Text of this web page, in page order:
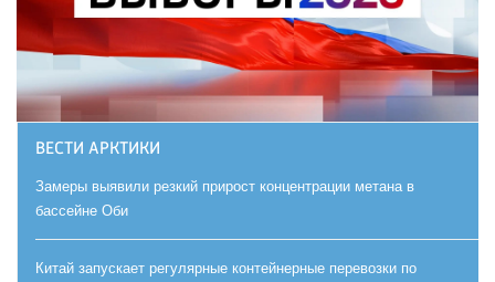
ВЕСТИ АРКТИКИ
Замеры выявили резкий прирост концентрации метана в
бассейне Оби
Китай запускает регулярные контейнерные перевозки по